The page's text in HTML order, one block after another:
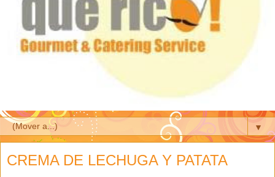
▼
CREMA DE LECHUGA Y PATATA